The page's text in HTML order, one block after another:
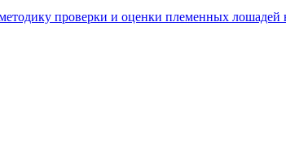
проверки и оценки племенных